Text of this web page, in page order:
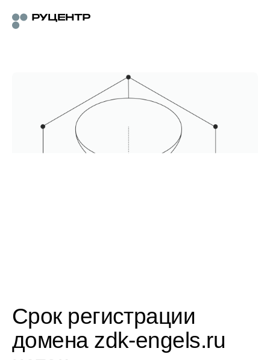
Срок регистрации
домена zdk-engels.ru